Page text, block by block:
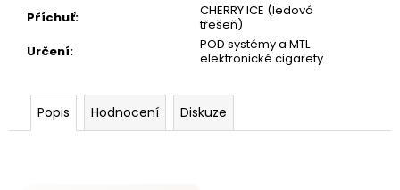
Příchuť:
CHERRY ICE (ledová
třešeň)
Určení:
POD systémy a MTL
elektronické cigarety
Popis Hodnocení Diskuze